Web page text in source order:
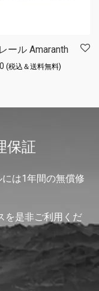
ール Amaranth
(税込＆送料無料)
保証
は1年間の無償修
を是非ご利用くだ